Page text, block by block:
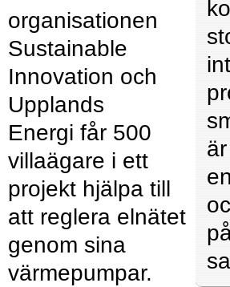
organisationen
Sustainable
Innovation och
Upplands
Energi får 500
villaägare i ett
projekt hjälpa till
att reglera elnätet
genom sina
värmepumpar.